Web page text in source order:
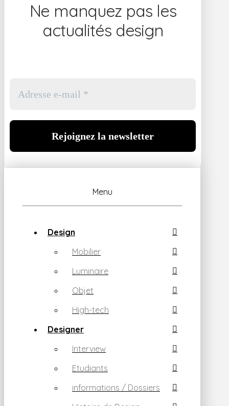
Ne manquez pas les
actualités design
Menu
Design
Mobilier
Luminaire
Objet
High-tech
Designer
Interview
Etudiants
informations / Dossiers